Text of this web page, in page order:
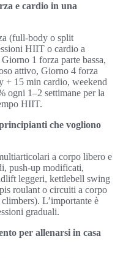
e cardio in una
(full-body o split
HIIT o cardio a
1 forza parte bassa,
attivo, Giorno 4 forza
+ 15 min cardio, weekend
ogni 1–2 settimane per la
HIIT.
che vogliono
a corpo libero e
push-up modificati,
leggeri, kettlebell swing
roulant o circuiti a corpo
L’importante è
graduali.
per allenarsi in casa